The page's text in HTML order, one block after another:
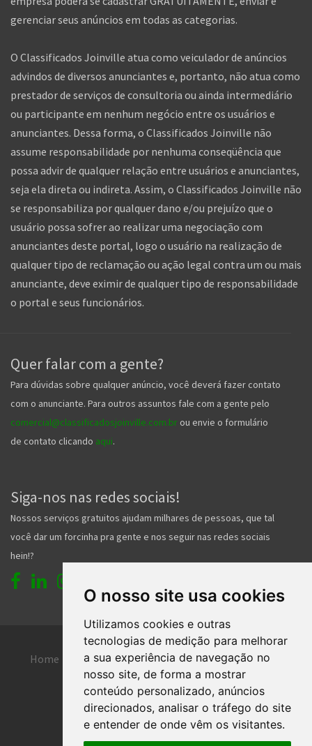
O nosso site usa cookies
Utilizamos cookies e outras
tecnologias de medição para melhorar
a sua experiência de navegação no
nosso site, de forma a mostrar
conteúdo personalizado, anúncios
direcionados, analisar o tráfego do site
e entender de onde vêm os visitantes.
gerenciar seus anúncios em todas as categorias.
O Classificados Joinville atua como veiculador de anúncios
advindos de diversos anunciantes e, portanto, não atua como
prestador de serviços de consultoria ou ainda intermediário
ou participante em nenhum negócio entre os usuários e
anunciantes. Dessa forma, o Classificados Joinville não
assume responsabilidade por nenhuma conseqüência que
possa advir de qualquer relação entre usuários e anunciantes,
seja ela direta ou indireta. Assim, o Classificados Joinville não
se responsabiliza por qualquer dano e/ou prejuízo que o
usuário possa sofrer ao realizar uma negociação com
anunciantes deste portal, logo o usuário na realização de
qualquer tipo de reclamação ou ação legal contra um ou mais
anunciante, deve eximir de qualquer tipo de responsabilidade
o portal e seus funcionários.
Quer falar com a gente?
Para dúvidas sobre qualquer anúncio, você deverá fazer contato
com o anunciante. Para outros assuntos fale com a gente pelo
comercial@classificadosjoinville.com.br ou envie o formulário
de contato clicando aqui.
Siga-nos nas redes sociais!
Nossos serviços gratuitos ajudam milhares de pessoas, que tal
você dar um forcinha pra gente e nos seguir nas redes sociais
hein!?
Home Entrar Faça seu cadastro
Contato Central de ajuda
Termos de uso Inserir anúncio grátis